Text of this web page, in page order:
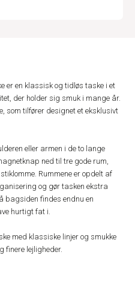
er en klassisk og tidløs taske i et
der holder sig smuk i mange år.
som tilfører designet et eksklusivt
eller armen i de to lange
ned til tre gode rum,
Rummene er opdelt af
og gør tasken ekstra
bagsiden findes endnu en
hurtigt fat i.
med klassiske linjer og smukke
finere lejligheder.